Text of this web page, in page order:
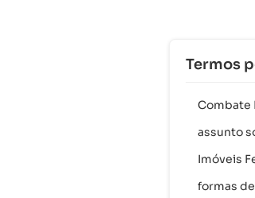
Termos
Combate
assunto
Imóveis
formas